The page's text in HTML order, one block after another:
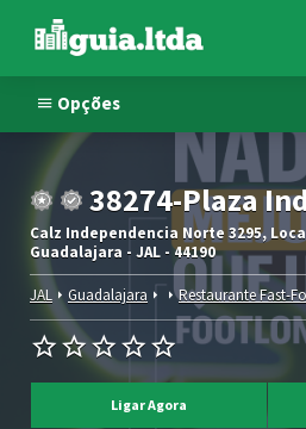
Opções
38274-Plaza
Calz Independencia Norte 3295,
Guadalajara - JAL - 44190
JAL Guadalajara Restaurante Fast-
Ligar Agora